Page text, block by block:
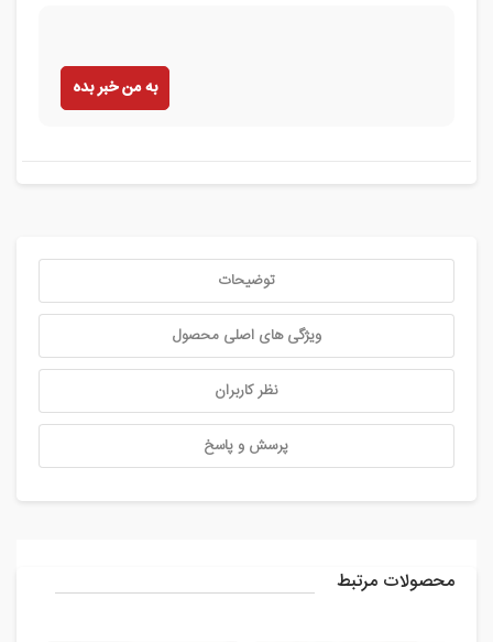
به من خبر بده
توضیحات
ویژگی های اصلی محصول
نظر کاربران
پرسش و پاسخ
محصولات مرتبط